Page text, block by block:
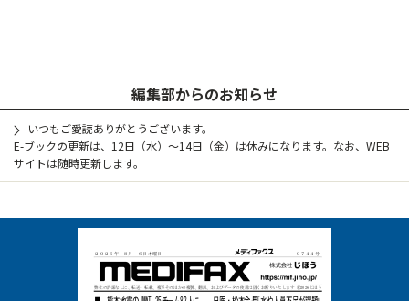
編集部からのお知らせ
いつもご愛読ありがとうございます。
E-ブックの更新は、12日（水）～14日（金）は休みになります。なお、WEB
サイトは随時更新します。